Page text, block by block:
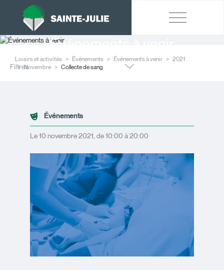
Événements à venir
Loisirs et activités Événements Événements à venir
2021
Novembre
Collecte de sang
Filtres
Événements
Le 10 novembre 2021, de 10:00 à 20:00